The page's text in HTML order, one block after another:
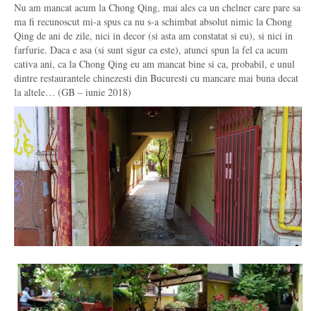
Nu am mancat acum la Chong Qing, mai ales ca un chelner care pare sa
ma fi recunoscut mi-a spus ca nu s-a schimbat absolut nimic la Chong
Qing de ani de zile, nici in decor (si asta am constatat si eu), si nici in
farfurie. Daca e asa (si sunt sigur ca este), atunci spun la fel ca acum
cativa ani, ca la Chong Qing eu am mancat bine si ca, probabil, e unul
dintre restaurantele chinezesti din Bucuresti cu mancare mai buna decat
la altele… (GB – iunie 2018)